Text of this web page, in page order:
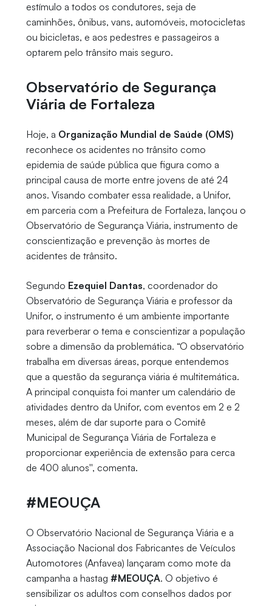
estímulo a todos os condutores, seja de
caminhões, ônibus, vans, automóveis, motocicletas
ou bicicletas, e aos pedestres e passageiros a
optarem pelo trânsito mais seguro.
Observatório de Segurança
Viária de Fortaleza
Hoje, a Organização Mundial de Saúde (OMS)
reconhece os acidentes no trânsito como
epidemia de saúde pública que figura como a
principal causa de morte entre jovens de até 24
anos. Visando combater essa realidade, a Unifor,
em parceria com a Prefeitura de Fortaleza, lançou o
Observatório de Segurança Viária, instrumento de
conscientização e prevenção às mortes de
acidentes de trânsito.
Segundo Ezequiel Dantas, coordenador do
Observatório de Segurança Viária e professor da
Unifor, o instrumento é um ambiente importante
para reverberar o tema e conscientizar a população
sobre a dimensão da problemática. “O observatório
trabalha em diversas áreas, porque entendemos
que a questão da segurança viária é multitemática.
A principal conquista foi manter um calendário de
atividades dentro da Unifor, com eventos em 2 e 2
meses, além de dar suporte para o Comitê
Municipal de Segurança Viária de Fortaleza e
proporcionar experiência de extensão para cerca
de 400 alunos'', comenta.
#MEOUÇA
O Observatório Nacional de Segurança Viária e a
Associação Nacional dos Fabricantes de Veículos
Automotores (Anfavea) lançaram como mote da
campanha a hastag #MEOUÇA. O objetivo é
sensibilizar os adultos com conselhos dados por